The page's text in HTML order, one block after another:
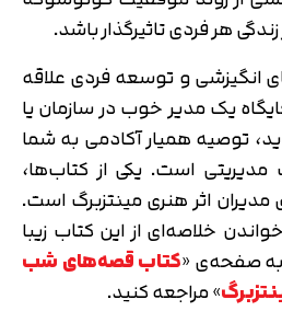
هر فردی تاثیرگذار باشد.
انگیزشی و توسعه فردی علاقه
یک مدیر خوب در سازمان یا
توصیه همیار آکادمی به شما
است. یکی از کتاب‌ها،
اثر هنری مینتزبرگ است.
خلاصه‌ای از این کتاب زیبا
صفحه‌ی «کتاب قصه‌های شب
» مراجعه کنید.